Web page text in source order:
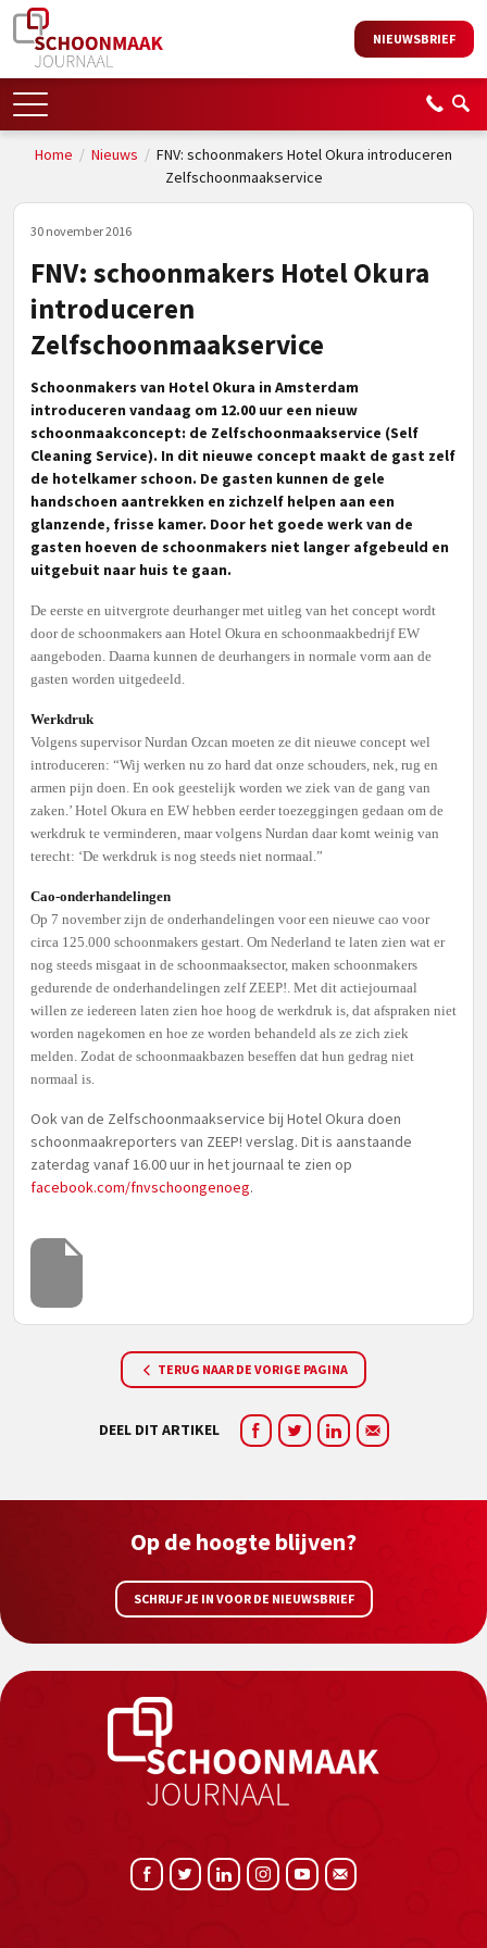
NIEUWSBRIEF
Home / Nieuws / FNV: schoonmakers Hotel Okura introduceren
Zelfschoonmaakservice
30 november 2016
FNV: schoonmakers Hotel Okura
introduceren
Zelfschoonmaakservice
Schoonmakers van Hotel Okura in Amsterdam
introduceren vandaag om 12.00 uur een nieuw
schoonmaakconcept: de Zelfschoonmaakservice (Self
Cleaning Service). In dit nieuwe concept maakt de gast zelf
de hotelkamer schoon. De gasten kunnen de gele
handschoen aantrekken en zichzelf helpen aan een
glanzende, frisse kamer. Door het goede werk van de
gasten hoeven de schoonmakers niet langer afgebeuld en
uitgebuit naar huis te gaan.
De eerste en uitvergrote deurhanger met uitleg van het concept wordt
door de schoonmakers aan Hotel Okura en schoonmaakbedrijf EW
aangeboden. Daarna kunnen de deurhangers in normale vorm aan de
gasten worden uitgedeeld.
Werkdruk
Volgens supervisor Nurdan Ozcan moeten ze dit nieuwe concept wel
introduceren: “Wij werken nu zo hard dat onze schouders, nek, rug en
armen pijn doen. En ook geestelijk worden we ziek van de gang van
zaken.’ Hotel Okura en EW hebben eerder toezeggingen gedaan om de
werkdruk te verminderen, maar volgens Nurdan daar komt weinig van
terecht: ‘De werkdruk is nog steeds niet normaal.”
Cao-onderhandelingen
Op 7 november zijn de onderhandelingen voor een nieuwe cao voor
circa 125.000 schoonmakers gestart. Om Nederland te laten zien wat er
nog steeds misgaat in de schoonmaaksector, maken schoonmakers
gedurende de onderhandelingen zelf ZEEP!. Met dit actiejournaal
willen ze iedereen laten zien hoe hoog de werkdruk is, dat afspraken niet
worden nagekomen en hoe ze worden behandeld als ze zich ziek
melden. Zodat de schoonmaakbazen beseffen dat hun gedrag niet
normaal is.
Ook van de Zelfschoonmaakservice bij Hotel Okura doen
schoonmaakreporters van ZEEP! verslag. Dit is aanstaande
zaterdag vanaf 16.00 uur in het journaal te zien op
facebook.com/fnvschoongenoeg.
TERUG NAAR DE VORIGE PAGINA
DEEL DIT ARTIKEL
Op de hoogte blijven?
SCHRIJF JE IN VOOR DE NIEUWSBRIEF